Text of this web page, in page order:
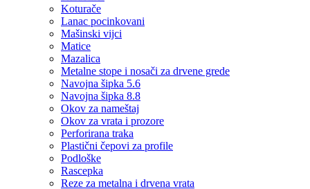
Koturače
Lanac pocinkovani
Mašinski vijci
Matice
Mazalica
Metalne stope i nosači za drvene grede
Navojna šipka 5.6
Navojna šipka 8.8
Okov za nameštaj
Okov za vrata i prozore
Perforirana traka
Plastični čepovi za profile
Podloške
Rascepka
Reze za metalna i drvena vrata